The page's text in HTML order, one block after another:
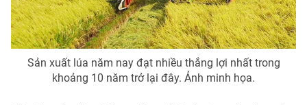
Thị trường 24h Tấm lòng Việt
VTV4 Vươn mình bằng AI
Sản xuất lúa năm nay đạt nhiều thắng lợi nhất trong
khoảng 10 năm trở lại đây. Ảnh minh họa.